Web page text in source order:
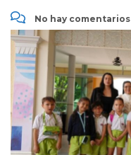
No hay comentarios